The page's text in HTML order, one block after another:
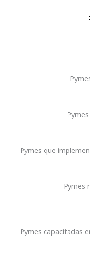
Pymes que
Pymes
Pymes capacitadas